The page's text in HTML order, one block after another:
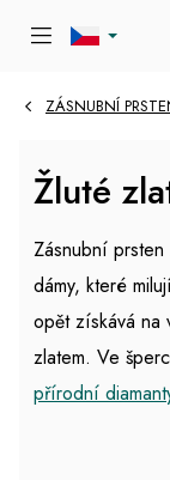
ZÁSNUBNÍ
Žluté
Zásnubní
dámy, které
opět získává na
zlatem. Ve
přírodní